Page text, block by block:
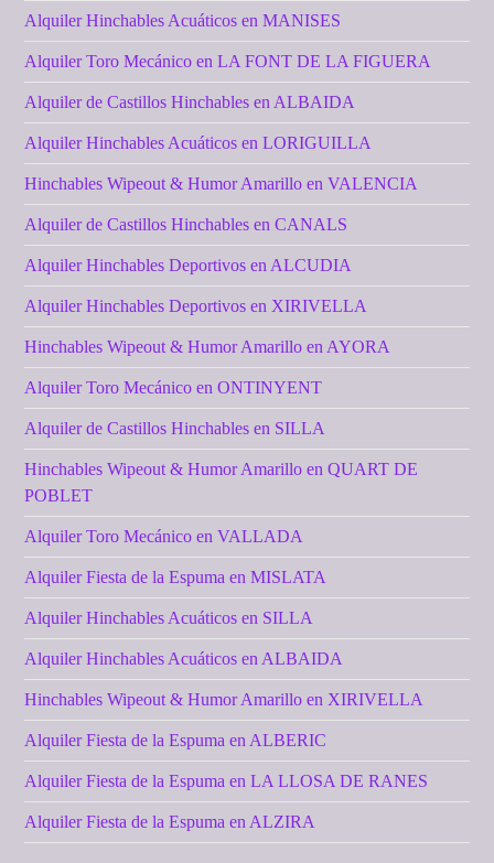
Alquiler Hinchables Acuáticos en MANISES
Alquiler Toro Mecánico en LA FONT DE LA FIGUERA
Alquiler de Castillos Hinchables en ALBAIDA
Alquiler Hinchables Acuáticos en LORIGUILLA
Hinchables Wipeout & Humor Amarillo en VALENCIA
Alquiler de Castillos Hinchables en CANALS
Alquiler Hinchables Deportivos en ALCUDIA
Alquiler Hinchables Deportivos en XIRIVELLA
Hinchables Wipeout & Humor Amarillo en AYORA
Alquiler Toro Mecánico en ONTINYENT
Alquiler de Castillos Hinchables en SILLA
Hinchables Wipeout & Humor Amarillo en QUART DE
POBLET
Alquiler Toro Mecánico en VALLADA
Alquiler Fiesta de la Espuma en MISLATA
Alquiler Hinchables Acuáticos en SILLA
Alquiler Hinchables Acuáticos en ALBAIDA
Hinchables Wipeout & Humor Amarillo en XIRIVELLA
Alquiler Fiesta de la Espuma en ALBERIC
Alquiler Fiesta de la Espuma en LA LLOSA DE RANES
Alquiler Fiesta de la Espuma en ALZIRA